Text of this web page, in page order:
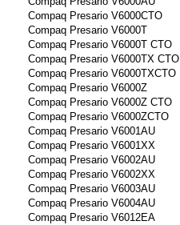
Compaq Presario V6000CTO
Compaq Presario V6000T
Compaq Presario V6000T CTO
Compaq Presario V6000TX CTO
Compaq Presario V6000TXCTO
Compaq Presario V6000Z
Compaq Presario V6000Z CTO
Compaq Presario V6000ZCTO
Compaq Presario V6001AU
Compaq Presario V6001XX
Compaq Presario V6002AU
Compaq Presario V6002XX
Compaq Presario V6003AU
Compaq Presario V6004AU
Compaq Presario V6012EA